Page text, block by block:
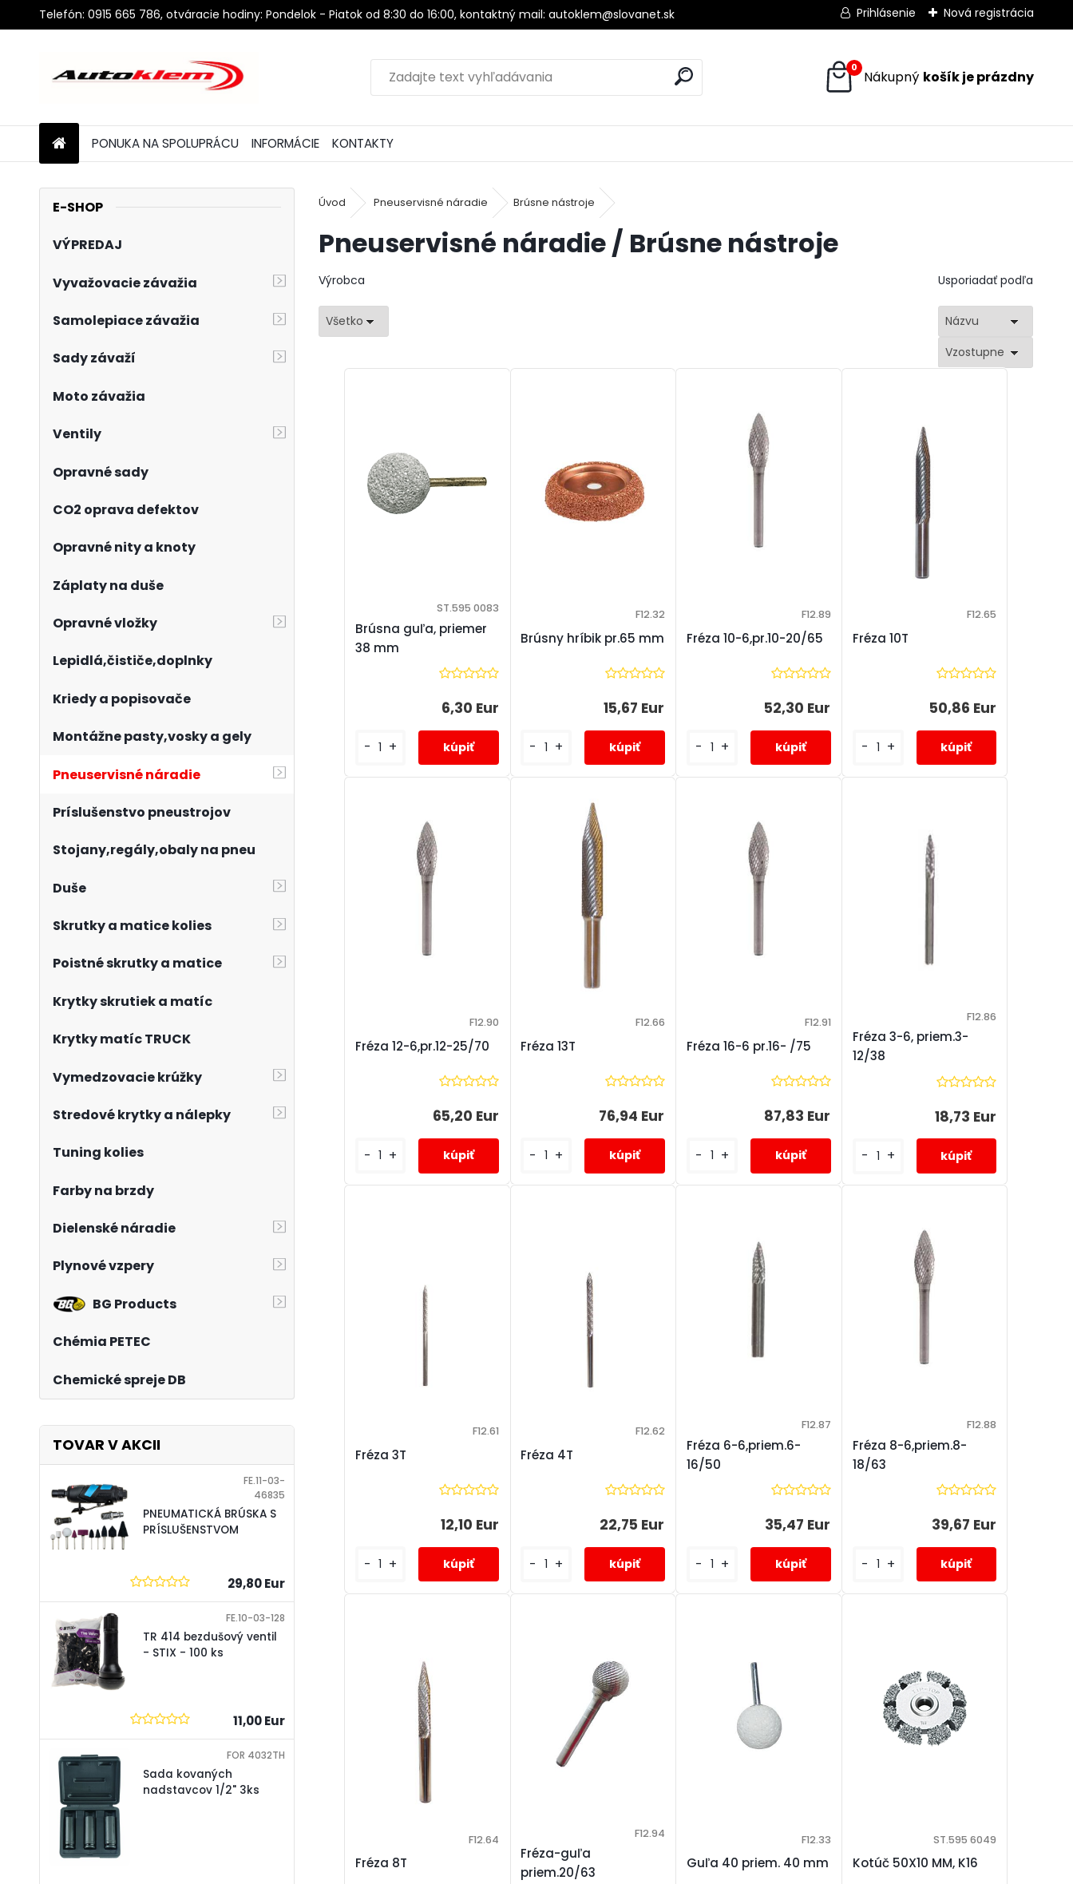
Telefón: 0915 665 786, otváracie hodiny: Pondelok - Piatok od 8:30 do 16:00, kontaktný mail: autoklem@slovanet.sk Prihlásenie Nová registrácia
PONUKA NA SPOLUPRÁCU INFORMÁCIE KONTAKTY
0
E-SHOP
VÝPREDAJ
Vyvažovacie závažia
Samolepiace závažia
Sady závaží
Moto závažia
Ventily
Opravné sady
CO2 oprava defektov
Opravné nity a knoty
Záplaty na duše
Opravné vložky
Lepidlá,čističe,doplnky
Kriedy a popisovače
Montážne pasty,vosky a gely
Pneuservisné náradie
Príslušenstvo pneustrojov
Stojany,regály,obaly na pneu
Duše
Skrutky a matice kolies
Poistné skrutky a matice
Krytky skrutiek a matíc
Krytky matíc TRUCK
Vymedzovacie krúžky
Stredové krytky a nálepky
Tuning kolies
Farby na brzdy
Dielenské náradie
Plynové vzpery
BG Products
Chémia PETEC
Chemické spreje DB
TOVAR V AKCII
PNEUMATICKÁ BRÚSKA S
PRÍSLUŠENSTVOM
FE.11-03-
46835
29,80 Eur
TR 414 bezdušový ventil
- STIX - 100 ks
FE.10-03-128
11,00 Eur
Sada kovaných
nadstavcov 1/2" 3ks
FOR 4032TH
Úvod Pneuservisné náradie Brúsne nástroje
Pneuservisné náradie / Brúsne nástroje
Usporiadať podľa
Názvu
Vzostupne
Výrobca
Všetko
Brúsna guľa, priemer
38 mm
ST.595 0083
6,30 Eur
- +
Brúsny hríbik pr.65 mm
F12.32
15,67 Eur
- +
Fréza 10-6,pr.10-20/65
F12.89
52,30 Eur
- +
Fréza 10T
F12.65
50,86 Eur
- +
Fréza 12-6,pr.12-25/70
F12.90
65,20 Eur
- +
Fréza 13T
F12.66
76,94 Eur
- +
Fréza 16-6 pr.16- /75
F12.91
87,83 Eur
- +
Fréza 3-6, priem.3-
12/38
F12.86
18,73 Eur
- +
Fréza 3T
F12.61
12,10 Eur
- +
Fréza 4T
F12.62
22,75 Eur
- +
Fréza 6-6,priem.6-
16/50
F12.87
35,47 Eur
- +
Fréza 8-6,priem.8-
18/63
F12.88
39,67 Eur
- +
Fréza 8T
F12.64
Fréza-guľa
priem.20/63
F12.94
Guľa 40 priem. 40 mm
F12.33
Kotúč 50X10 MM, K16
ST.595 6049